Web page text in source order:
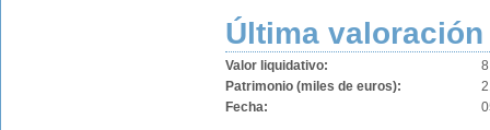
Última valoración
Valor liquidativo:
Patrimonio (miles de euros):
Fecha: